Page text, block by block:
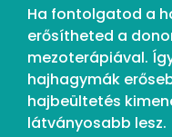
Ha fontolgatod a
erősítheted a
mezoterápiával.
hajhagymák
hajbeültetés
látványosabb lesz.